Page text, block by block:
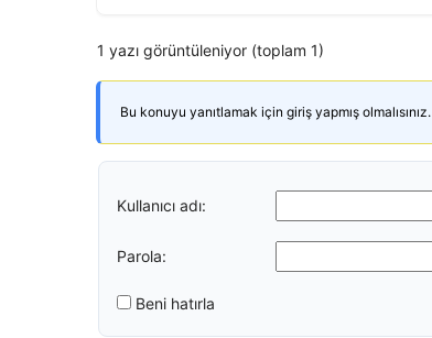
1 yazı görüntüleniyor (toplam 1)
Bu konuyu yanıtlamak için giriş yapmış olmalısınız.
Kullanıcı adı:
Parola:
Beni hatırla